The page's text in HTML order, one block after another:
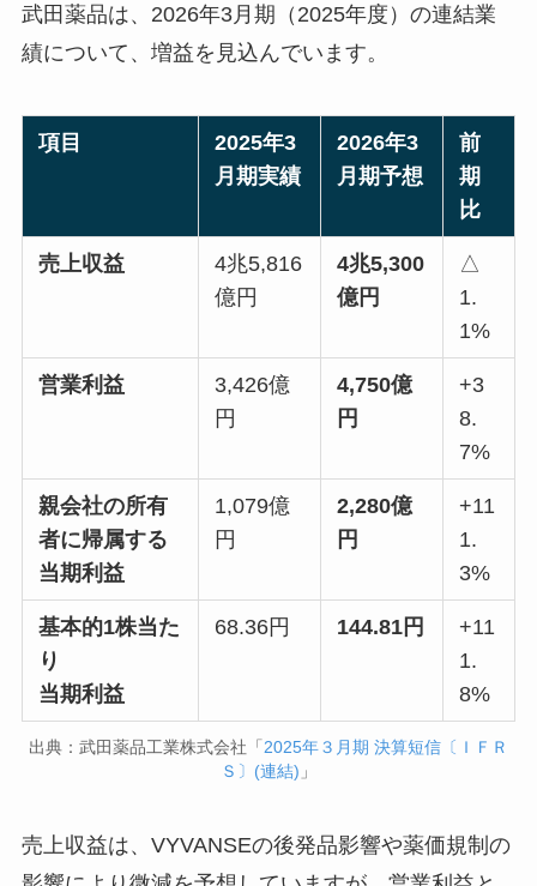
武田薬品は、2026年3月期（2025年度）の連結業
績について、増益を見込んでいます。
項目
2025年3
月期実績
2026年3
月期予想
前
期
比
売上収益
4兆5,816
億円
4兆5,300
億円
△
1.
1%
営業利益
3,426億
円
4,750億
円
+3
8.
7%
親会社の所有
者に帰属する
当期利益
1,079億
円
2,280億
円
+11
1.
3%
基本的1株当た
り
当期利益
68.36円 144.81円
+11
1.
8%
出典：武田薬品工業株式会社「 2025年３月期 決算短信〔ＩＦＲ
Ｓ〕(連結) 」
売上収益は、VYVANSEの後発品影響や薬価規制の